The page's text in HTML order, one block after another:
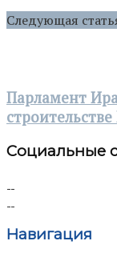
Следующая
Парламент
Социальные
Навигация